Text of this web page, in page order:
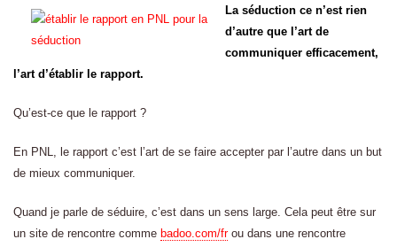
La séduction ce n’est rien
d’autre que l’art de
communiquer efficacement,
l’art d’établir le rapport.
Qu’est-ce que le rapport ?
En PNL, le rapport c’est l’art de se faire accepter par l’autre dans un but
de mieux communiquer.
Quand je parle de séduire, c’est dans un sens large. Cela peut être sur
un site de rencontre comme badoo.com/frou dans une rencontre